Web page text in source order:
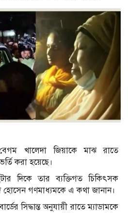
খালেদা জিয়াকে মাঝ রাতে
করা হয়েছে।
দিকে তার ব্যক্তিগত চিকিৎসক
গণমাধ্যমকে এ কথা জানান।
সিদ্ধান্ত অনুযায়ী রাতে ম্যাডামকে